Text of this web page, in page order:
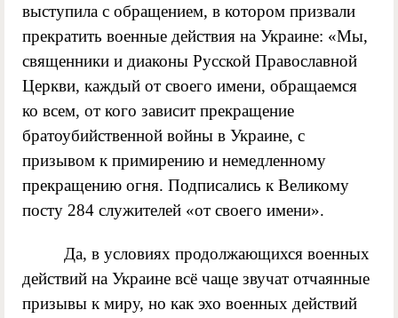
выступила с обращением, в котором призвали
прекратить военные действия на Украине: «Мы,
священники и диаконы Русской Православной
Церкви, каждый от своего имени, обращаемся
ко всем, от кого зависит прекращение
братоубийственной войны в Украине, с
призывом к примирению и немедленному
прекращению огня. Подписались к Великому
посту 284 служителей «от своего имени».
Да, в условиях продолжающихся военных
действий на Украине всё чаще звучат отчаянные
призывы к миру, но как эхо военных действий